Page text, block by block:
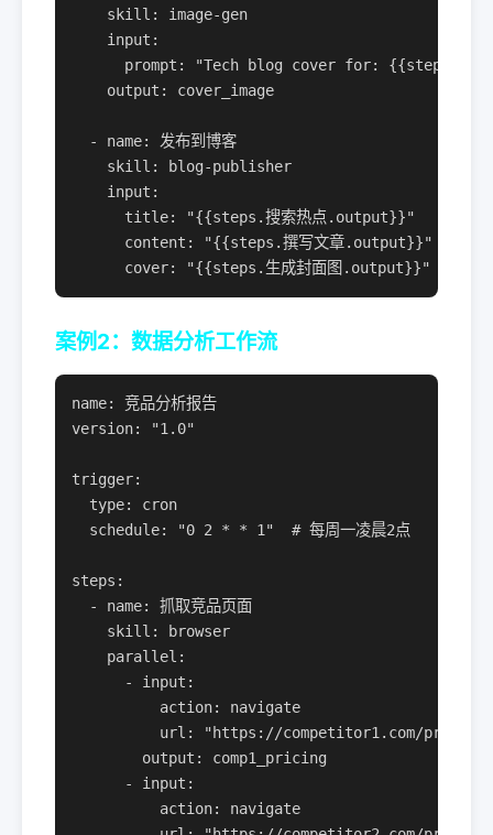
    skill: image-gen
    input:
prompt: "Tech blog cover for: {{steps.搜索
    output: cover_image
  - name: 发布到博客
    skill: blog-publisher
    input:
      title: "{{steps.搜索热点.output}}"
      content: "{{steps.撰写文章.output}}"
      cover: "{{steps.生成封面图.output}}"
案例2：数据分析工作流
name: 竞品分析报告
version: "1.0"
trigger:
  type: cron
  schedule: "0 2 * * 1"  # 每周一凌晨2点
steps:
  - name: 抓取竞品页面
    skill: browser
    parallel:
      - input:
          action: navigate
          url: "https://competitor1.com/pricing"
        output: comp1_pricing
      - input:
          action: navigate